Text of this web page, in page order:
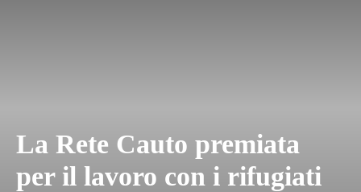
La Rete Cauto premiata
per il lavoro con i rifugiati